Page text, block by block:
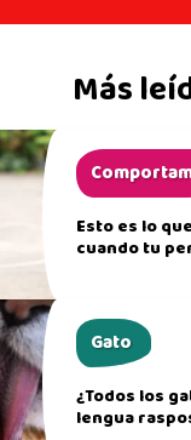
Más
Esto es lo
cuando tu
Gato
¿Todos los
lengua